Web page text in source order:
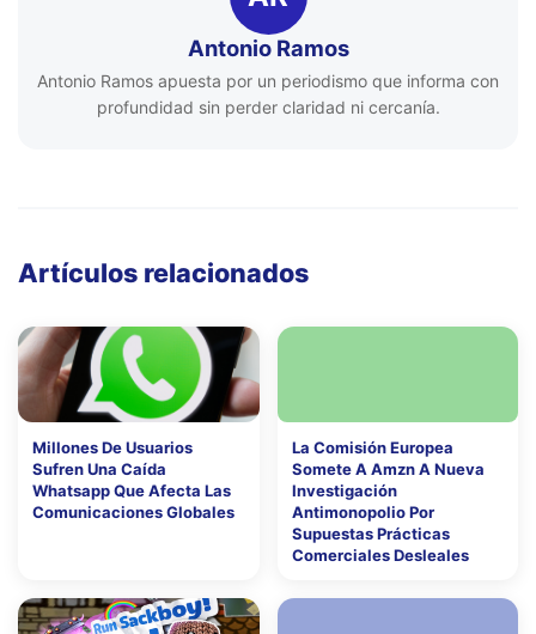
Antonio Ramos
Antonio Ramos apuesta por un periodismo que informa con
profundidad sin perder claridad ni cercanía.
Artículos relacionados
Millones De Usuarios
Sufren Una Caída
Whatsapp Que Afecta Las
Comunicaciones Globales
La Comisión Europea
Somete A Amzn A Nueva
Investigación
Antimonopolio Por
Supuestas Prácticas
Comerciales Desleales